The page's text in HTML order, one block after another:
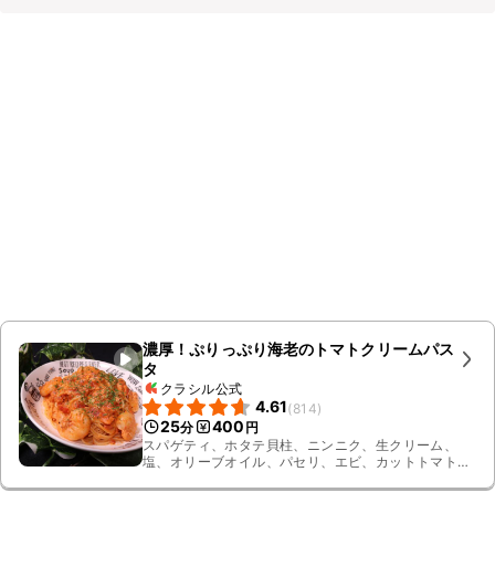
濃厚！ぷりっぷり海老のトマトクリームパス
タ
クラシル公式
4.61(814)
25分 400 円
スパゲティ、ホタテ貝柱、ニンニク、生クリーム、
塩、オリーブオイル、パセリ、エビ、カットトマト